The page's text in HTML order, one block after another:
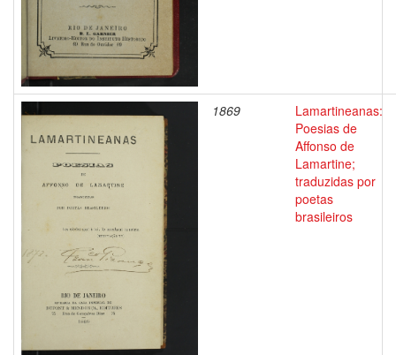
1869
Lamartineanas:
Poesias de
Affonso de
Lamartine;
traduzidas por
poetas
brasileiros